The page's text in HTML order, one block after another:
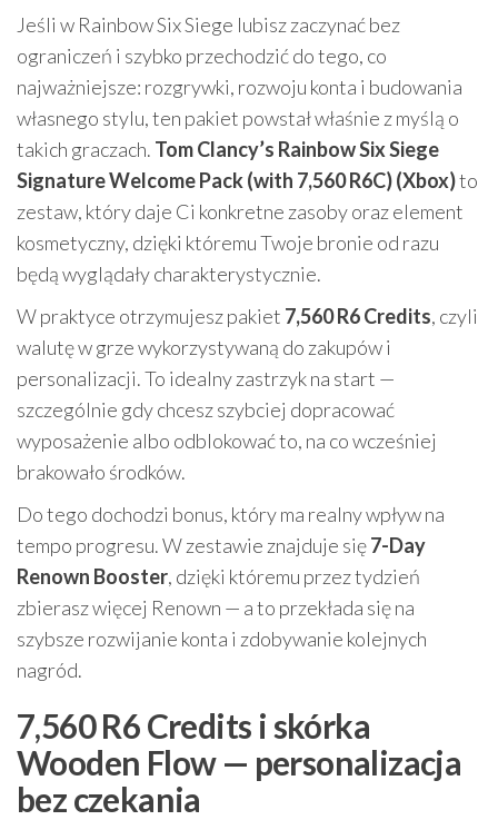
Jeśli w Rainbow Six Siege lubisz zaczynać bez
ograniczeń i szybko przechodzić do tego, co
najważniejsze: rozgrywki, rozwoju konta i budowania
własnego stylu, ten pakiet powstał właśnie z myślą o
takich graczach. Tom Clancy’s Rainbow Six Siege
Signature Welcome Pack (with 7,560 R6C) (Xbox)to
zestaw, który daje Ci konkretne zasoby oraz element
kosmetyczny, dzięki któremu Twoje bronie od razu
będą wyglądały charakterystycznie.
W praktyce otrzymujesz pakiet 7,560 R6 Credits, czyli
walutę w grze wykorzystywaną do zakupów i
personalizacji. To idealny zastrzyk na start —
szczególnie gdy chcesz szybciej dopracować
wyposażenie albo odblokować to, na co wcześniej
brakowało środków.
Do tego dochodzi bonus, który ma realny wpływ na
tempo progresu. W zestawie znajduje się7-Day
Renown Booster, dzięki któremu przez tydzień
zbierasz więcej Renown — a to przekłada się na
szybsze rozwijanie konta i zdobywanie kolejnych
nagród.
7,560 R6 Credits i skórka
Wooden Flow — personalizacja
bez czekania